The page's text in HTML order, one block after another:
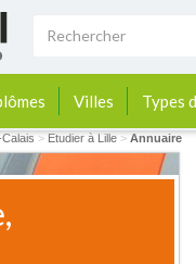
Villes Types
> Etudier à Lille > Annuaire